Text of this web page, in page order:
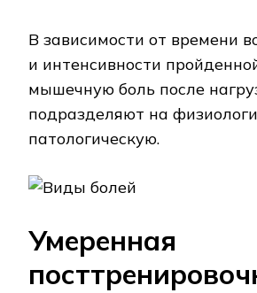
В зависимости от времени
и интенсивности
мышечную боль после
подразделяют на
патологическую.
Умеренная